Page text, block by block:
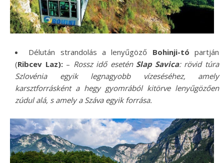
Délután strandolás a lenyűgöző Bohinji-tópartján
(Ribcev Laz):– Rossz idő esetén Slap Savica: rövid túra
Szlovénia egyik legnagyobb vízeséséhez, amely
karsztforrásként a hegy gyomrából kitörve lenyűgözően
zúdul alá, s amely a Száva egyik forrása.